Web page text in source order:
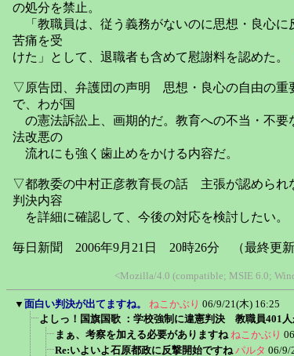
の処分を禁止。
「教職員は、従う義務がないのに思想・良心に
苦痛を受
けた」として、退職者も含めて慰謝料を認めた。
▽原告団、弁護団の声明 思想・良心の自由の重
で、わが国
の憲法訴訟上、画期的だ。教育への不当・不要
法改悪の
流れにも強く歯止めをかける内容だ。
▽都教委の中村正彦教育長の話 主張が認められ
判決内容
を詳細に確認して、今後の対応を検討したい。
毎日新聞 2006年9月21日 20時26分 （最終更
<Mozilla/4.0 (compatible; MSIE 6.0;
▼ 面白い判決が出てますね。 ねこかぶり 06/9/21(木) 16:25
よしっ！国旗国歌 ：学校強制に違憲判決 教職員401
まぁ、考察を加える必要がありますね ねこかぶり
Re:いよいよ石原都政に反撃開始ですね パルタ 06/9/